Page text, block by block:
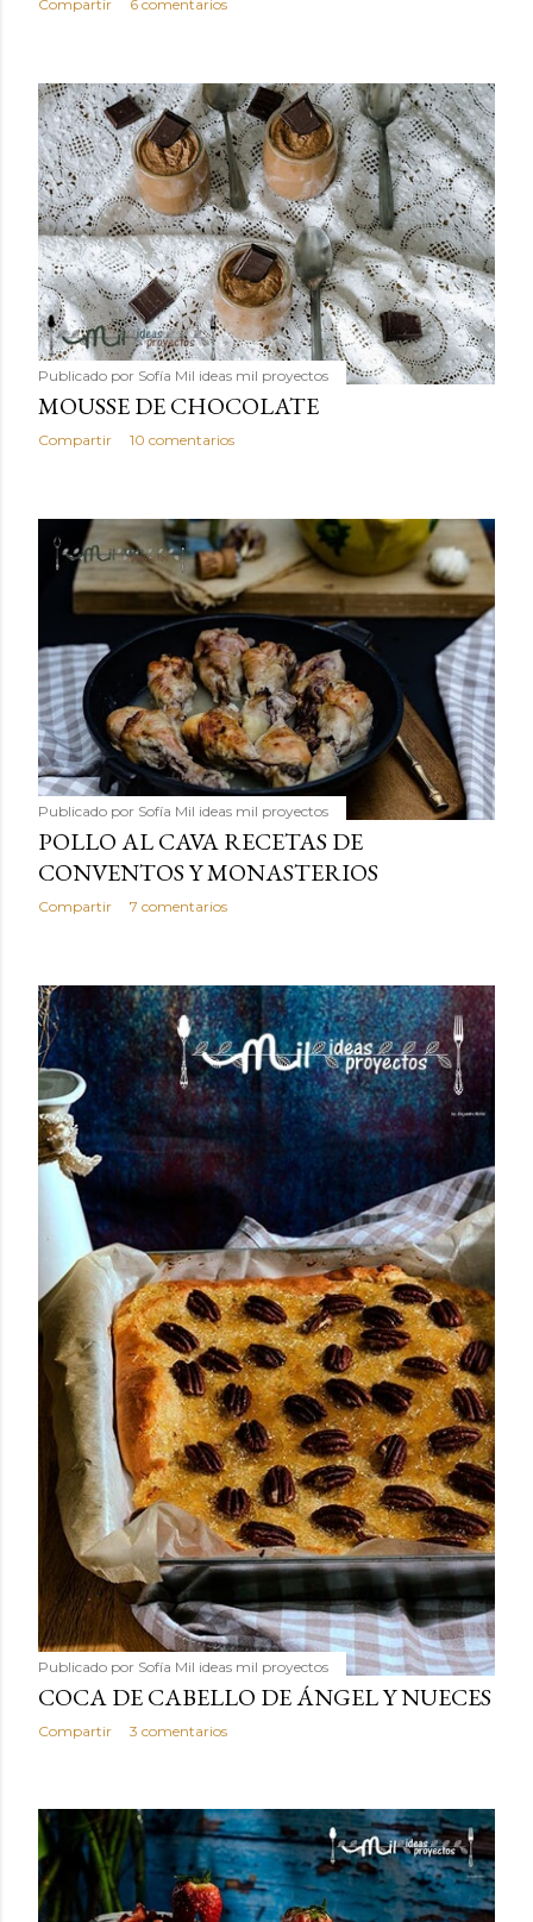
Compartir 6 comentarios
Publicado por Sofía Mil ideas mil proyectos
MOUSSE DE CHOCOLATE
Compartir 10 comentarios
Publicado por Sofía Mil ideas mil proyectos
POLLO AL CAVA RECETAS DE
CONVENTOS Y MONASTERIOS
Compartir 7 comentarios
Publicado por Sofía Mil ideas mil proyectos
COCA DE CABELLO DE ÁNGEL Y NUECES
Compartir 3 comentarios